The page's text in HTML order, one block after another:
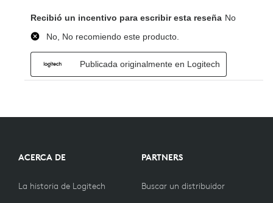
ACERCA DE
La historia de Logitech
PARTNERS
Buscar un distribuidor